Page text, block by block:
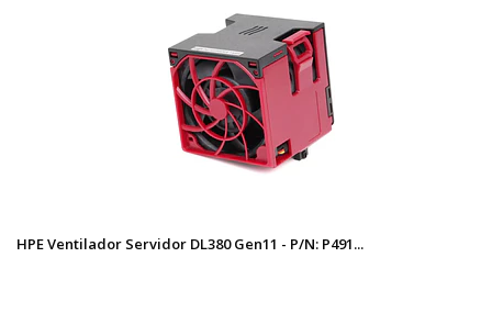
HPE Ventilador Servidor DL380 Gen11 - P/N: P491...